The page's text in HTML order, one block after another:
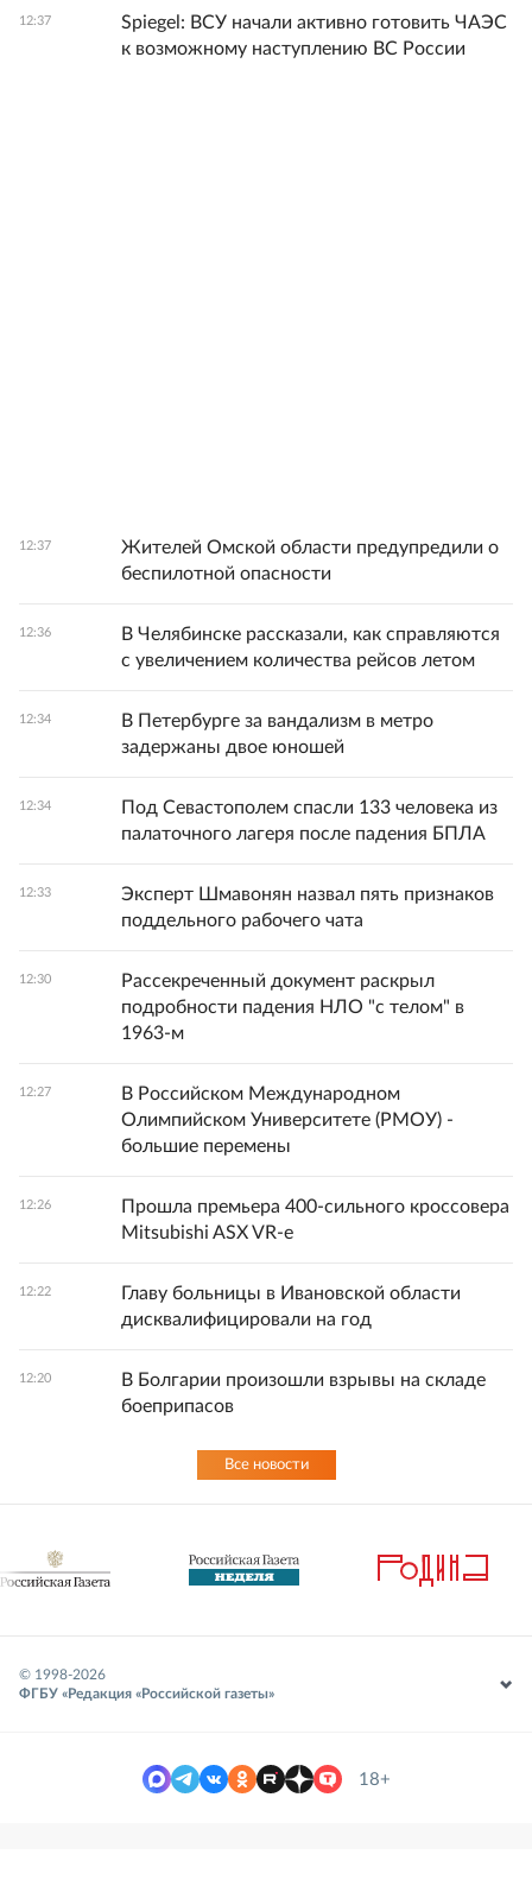
12:37
Spiegel: ВСУ начали активно готовить ЧАЭС
к возможному наступлению ВС России
12:37
Жителей Омской области предупредили о
беспилотной опасности
12:36
В Челябинске рассказали, как справляются
с увеличением количества рейсов летом
12:34
В Петербурге за вандализм в метро
задержаны двое юношей
12:34
Под Севастополем спасли 133 человека из
палаточного лагеря после падения БПЛА
12:33
Эксперт Шмавонян назвал пять признаков
поддельного рабочего чата
12:30
Рассекреченный документ раскрыл
подробности падения НЛО "с телом" в
1963-м
12:27
В Российском Международном
Олимпийском Университете (РМОУ) -
большие перемены
12:26
Прошла премьера 400-сильного кроссовера
Mitsubishi ASX VR-e
12:22
Главу больницы в Ивановской области
дисквалифицировали на год
12:20
В Болгарии произошли взрывы на складе
боеприпасов
Все новости
© 1998-2026
ФГБУ «Редакция «Российской газеты»
18+